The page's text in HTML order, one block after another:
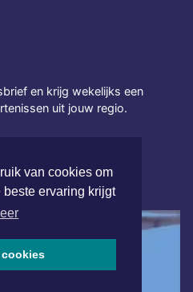
van cookies om
beste ervaring krijgt
cookies
en krijg wekelijks een
uit jouw regio.